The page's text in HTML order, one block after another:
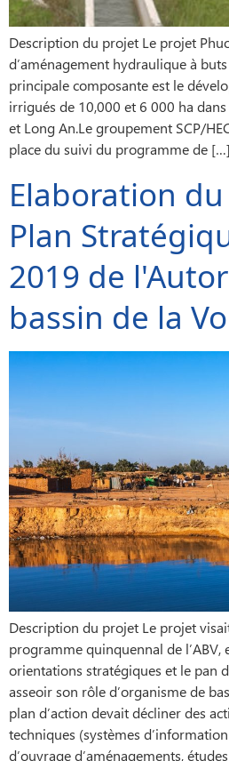
Description du projet Le projet
d’aménagement hydraulique à
principale composante est le
irrigués de 10,000 et 6 000 ha
et Long An.Le groupement SCP/
place du suivi du programme de […]
Elaboration
Plan
2019 de
bassin de la
Description du projet Le projet
programme quinquennal de l’ABV,
orientations stratégiques et le pan
asseoir son rôle d’organisme de
plan d’action devait décliner des
techniques (systèmes
d’ouvrage d’aménagements,